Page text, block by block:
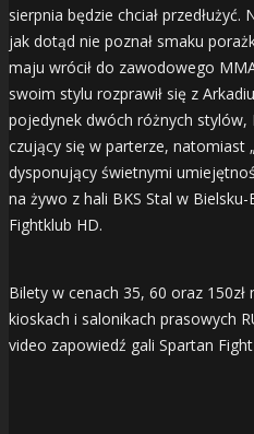
sierpnia będzie chciał
jak dotąd nie poznał smaku
maju wrócił do zawodowego
swoim stylu rozprawił się z
pojedynek dwóch różnych
czujący się w parterze, natomiast
dysponujący świetnymi
na żywo z hali BKS Stal w
Fightklub HD.
Bilety w cenach 35, 60 oraz 150zł
kioskach i salonikach prasowych
video zapowiedź gali Spartan